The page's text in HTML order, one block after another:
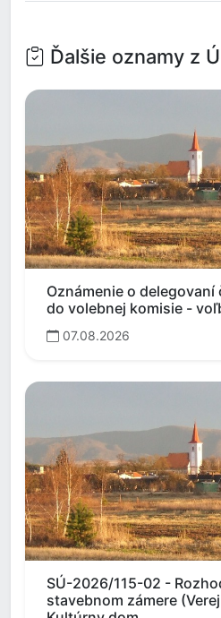
Ďalšie oznamy z
Oznámenie o delegovaní
do volebnej komisie -
07.08.2026
SÚ-2026/115-02 -
stavebnom zámere